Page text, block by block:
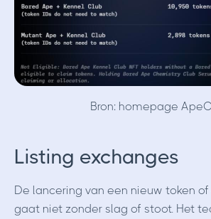
Bron: homepage
Listing exchanges
De lancering van een nieuw token
gaat niet zonder slag of stoot. Het